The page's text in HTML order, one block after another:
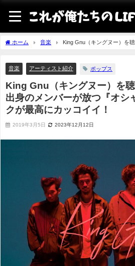
ホーム 音楽
King Gnu（キングヌー）を
音楽 アーティスト紹介 ポップス
King Gnu（キングヌー）を
出身のメンバーが放つ『オシ
クが最高にカッコイイ！
2019年3月5日 2023年12月12日